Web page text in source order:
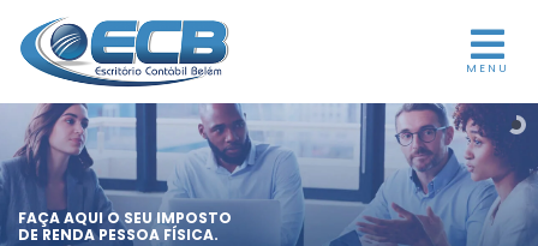
MENU
FAÇA AQUI O SEU IMPOSTO
DE RENDA PESSOA FÍSICA.